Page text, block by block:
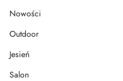
Nowości
Outdoor
Jesień
Salon